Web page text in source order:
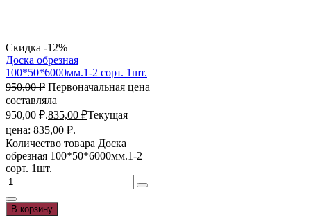
Скидка -12%
Доска обрезная
100*50*6000мм.1-2 сорт. 1шт.
950,00₽ Первоначальная цена
составляла
950,00 ₽.835,00 ₽Текущая
цена: 835,00 ₽.
Количество товара Доска
обрезная 100*50*6000мм.1-2
сорт. 1шт.
В корзину